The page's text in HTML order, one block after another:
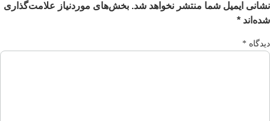
ایمیل شما منتشر نخواهد شد. بخش‌های موردنیاز علامت‌گذاری
*
*